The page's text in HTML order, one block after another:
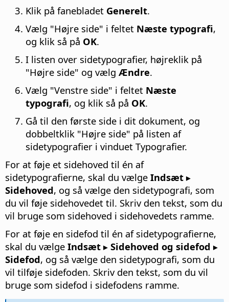
Klik på fanebladet Generelt.
Vælg "Højre side" i feltet Næste typografi,
og klik så på OK.
I listen over sidetypografier, højreklik på
"Højre side" og vælg Ændre.
Vælg "Venstre side" i feltet Næste
typografi, og klik så på OK.
Gå til den første side i dit dokument, og
dobbeltklik "Højre side" på listen af
sidetypografier i vinduet Typografier.
For at føje et sidehoved til én af
sidetypografierne, skal du vælge Indsæt ▸
Sidehoved, og så vælge den sidetypografi, som
du vil føje sidehovedet til. Skriv den tekst, som du
vil bruge som sidehoved i sidehovedets ramme.
For at føje en sidefod til én af sidetypografierne,
skal du vælge Indsæt ▸ Sidehoved og sidefod ▸
Sidefod, og så vælge den sidetypografi, som du
vil tilføje sidefoden. Skriv den tekst, som du vil
bruge som sidefod i sidefodens ramme.